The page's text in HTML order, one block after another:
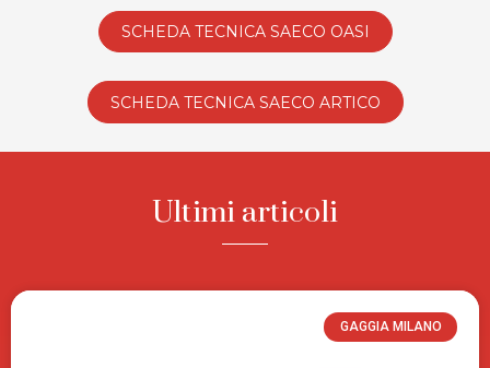
SCHEDA TECNICA SAECO OASI
SCHEDA TECNICA SAECO ARTICO
Ultimi articoli
GAGGIA MILANO